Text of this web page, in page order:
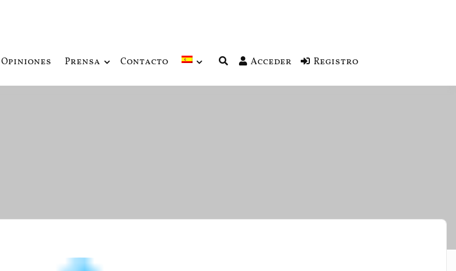
Opiniones Prensa Contacto Acceder Registro